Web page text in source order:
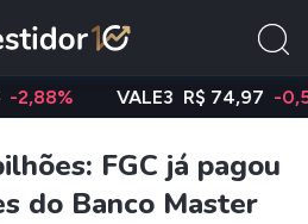
VALE3 R$ 74,97 -0,58%
FGC já pagou
do Banco Master